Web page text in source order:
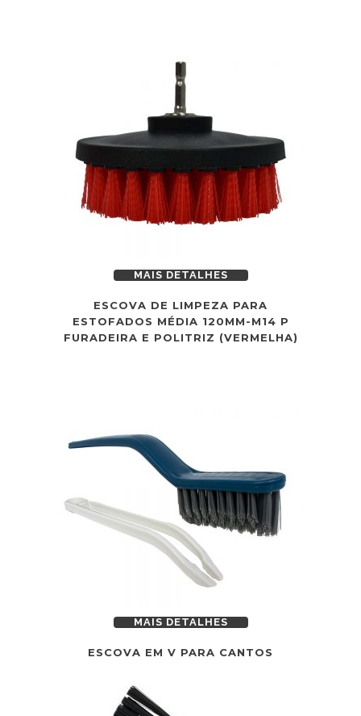
MAIS DETALHES
ESCOVA DE LIMPEZA PARA
ESTOFADOS MÉDIA 120MM-M14 P
FURADEIRA E POLITRIZ (VERMELHA)
MAIS DETALHES
ESCOVA EM V PARA CANTOS